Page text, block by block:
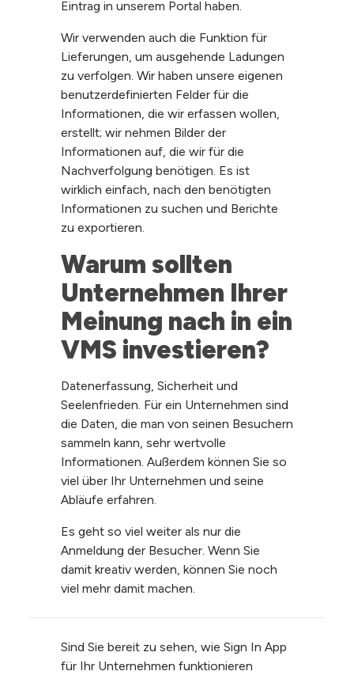
Eintrag in unserem Portal haben.
Wir verwenden auch die Funktion für
Lieferungen, um ausgehende Ladungen
zu verfolgen. Wir haben unsere eigenen
benutzerdefinierten Felder für die
Informationen, die wir erfassen wollen,
erstellt; wir nehmen Bilder der
Informationen auf, die wir für die
Nachverfolgung benötigen. Es ist
wirklich einfach, nach den benötigten
Informationen zu suchen und Berichte
zu exportieren.
Warum sollten
Unternehmen Ihrer
Meinung nach in ein
VMS investieren?
Datenerfassung, Sicherheit und
Seelenfrieden. Für ein Unternehmen sind
die Daten, die man von seinen Besuchern
sammeln kann, sehr wertvolle
Informationen. Außerdem können Sie so
viel über Ihr Unternehmen und seine
Abläufe erfahren.
Es geht so viel weiter als nur die
Anmeldung der Besucher. Wenn Sie
damit kreativ werden, können Sie noch
viel mehr damit machen.
Sind Sie bereit zu sehen, wie Sign In App
für Ihr Unternehmen funktionieren